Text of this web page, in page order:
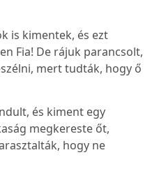
is kimentek, és ezt
Fia! De rájuk parancsolt,
mert tudták, hogy ő
és kiment egy
megkereste őt,
hogy ne